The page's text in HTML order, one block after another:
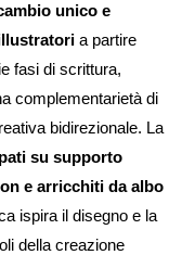
unico e
a partire
fasi di scrittura,
complementarietà di
bidirezionale. La
su supporto
e arricchiti da albo
ispira il disegno e la
della creazione